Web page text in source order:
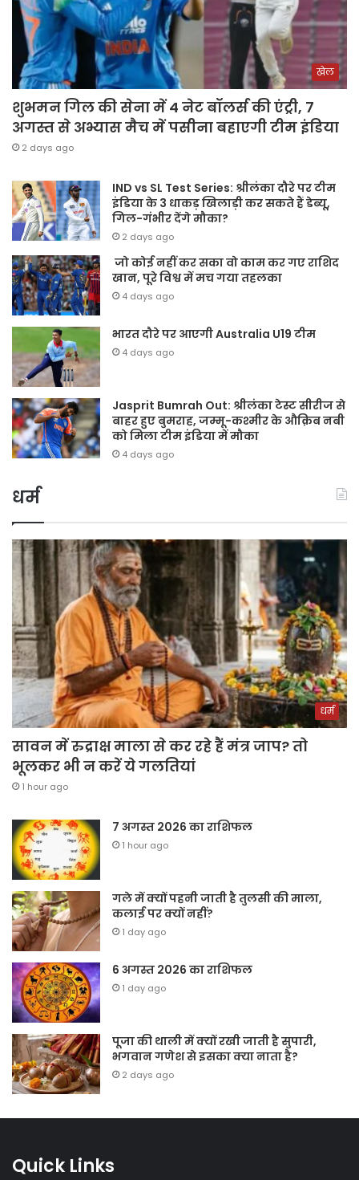
खेल
शुभमन गिल की सेना में 4 नेट बॉलर्स की एंट्री, 7
अगस्त से अभ्यास मैच में पसीना बहाएगी टीम इंडिया
2 days ago
IND vs SL Test Series: श्रीलंका दौरे पर टीम
इंडिया के 3 धाकड़ खिलाड़ी कर सकते हैं डेब्यू,
गिल-गंभीर देंगे मौका?
2 days ago
जो कोई नहीं कर सका वो काम कर गए राशिद
खान, पूरे विश्व में मच गया तहलका
4 days ago
भारत दौरे पर आएगी Australia U19 टीम
4 days ago
Jasprit Bumrah Out: श्रीलंका टेस्ट सीरीज से
बाहर हुए बुमराह, जम्मू-कश्मीर के औक़िब नबी
को मिला टीम इंडिया में मौका
4 days ago
धर्म
धर्म
सावन में रुद्राक्ष माला से कर रहे हैं मंत्र जाप? तो
भूलकर भी न करें ये गलतियां
1 hour ago
7 अगस्त 2026 का राशिफल
1 hour ago
गले में क्यों पहनी जाती है तुलसी की माला,
कलाई पर क्यों नहीं?
1 day ago
6 अगस्त 2026 का राशिफल
1 day ago
पूजा की थाली में क्यों रखी जाती है सुपारी,
भगवान गणेश से इसका क्या नाता है?
2 days ago
Quick Links